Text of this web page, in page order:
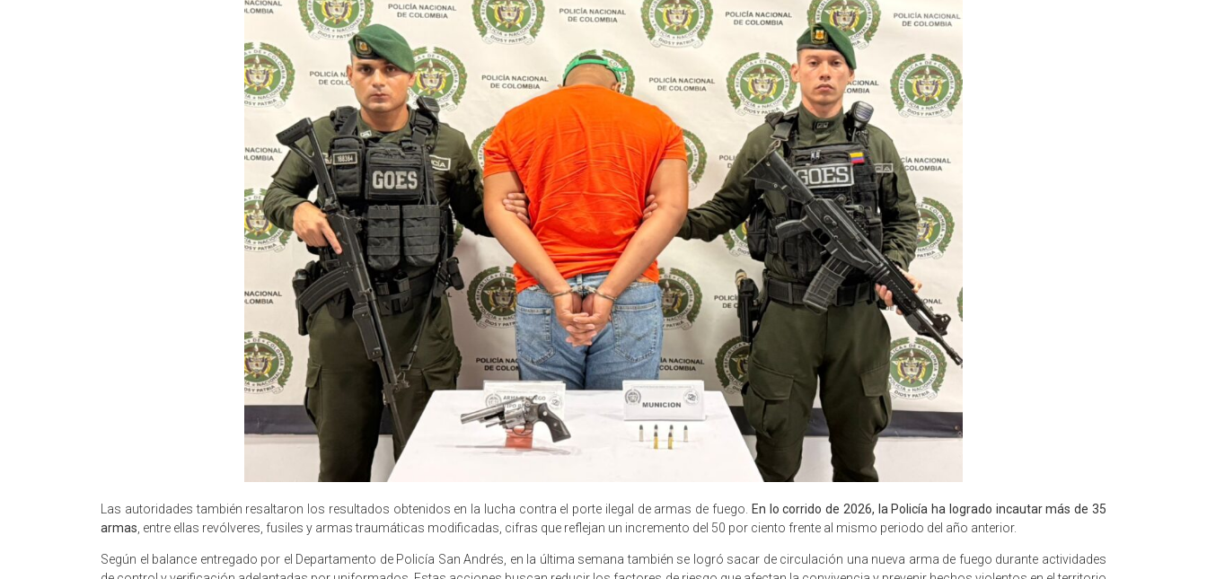
Las autoridades también resaltaron los resultados obtenidos en la lucha contra el porte ilegal de armas de fuego. En lo corrido de 2026, la Policía ha logrado incautar más de 35
armas , entre ellas revólveres, fusiles y armas traumáticas modificadas, cifras que reflejan un incremento del 50 por ciento frente al mismo periodo del año anterior.
Según el balance entregado por el Departamento de Policía San Andrés, en la última semana también se logró sacar de circulación una nueva arma de fuego durante actividades